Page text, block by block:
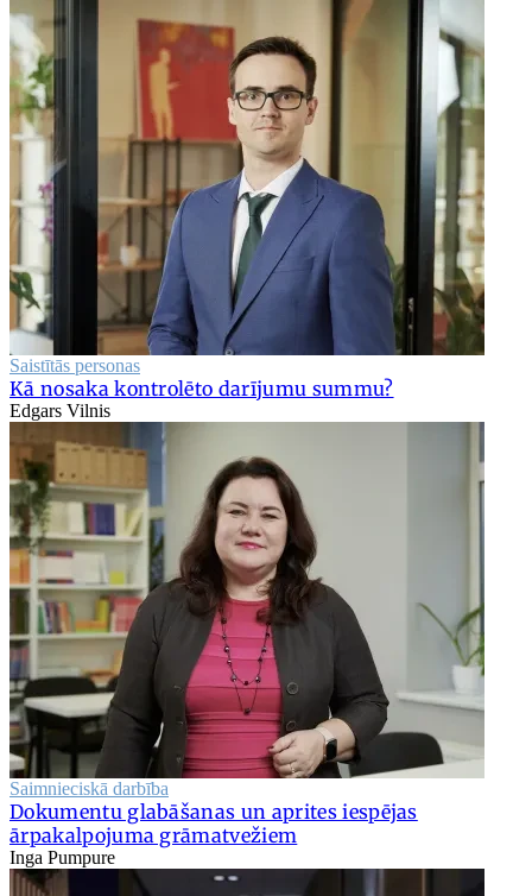
Saistītās personas
Kā nosaka kontrolēto darījumu summu?
Edgars Vilnis
Saimnieciskā darbība
Dokumentu glabāšanas un aprites iespējas
ārpakalpojuma grāmatvežiem
Inga Pumpure